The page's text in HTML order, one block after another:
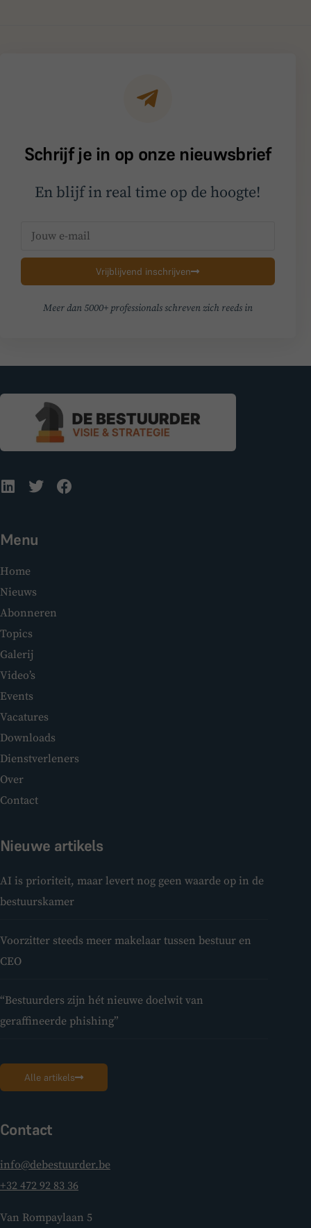
Schrijf je in op onze nieuwsbrief
En blijf in real time op de hoogte!
Vrijblijvend inschrijven
Meer dan 5000+ professionals schreven zich reeds in
Menu
Home
Nieuws
Abonneren
Topics
Galerij
Video’s
Events
Vacatures
Downloads
Dienstverleners
Over
Contact
Nieuwe artikels
AI is prioriteit, maar levert nog geen waarde op in de
bestuurskamer
Voorzitter steeds meer makelaar tussen bestuur en
CEO
“Bestuurders zijn hét nieuwe doelwit van
geraffineerde phishing”
Alle artikels
Contact
info@debestuurder.be
+32 472 92 83 36
Van Rompaylaan 5